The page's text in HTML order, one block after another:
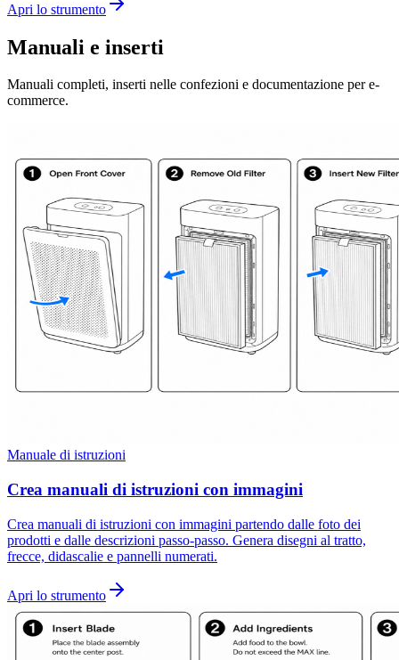
Apri lo strumento
Manuali e inserti
Manuali completi, inserti nelle confezioni e documentazione per e-
commerce.
Manuale di istruzioni
Crea manuali di istruzioni con immagini
Crea manuali di istruzioni con immagini partendo dalle foto dei
prodotti e dalle descrizioni passo-passo. Genera disegni al tratto,
frecce, didascalie e pannelli numerati.
Apri lo strumento